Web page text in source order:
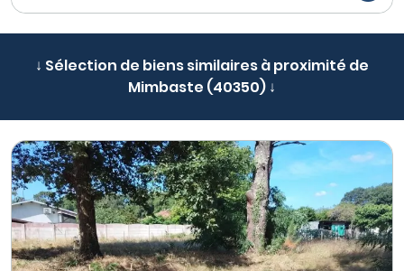
↓ Sélection de biens similaires à proximité de
Mimbaste (40350) ↓